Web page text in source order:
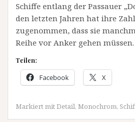
Schiffe entlang der Passauer
den letzten Jahren hat ihre
zugenommen, dass sie
Reihe vor Anker gehen müssen.
Teilen:
Facebook X
Markiert mitDetail, Monochrom,